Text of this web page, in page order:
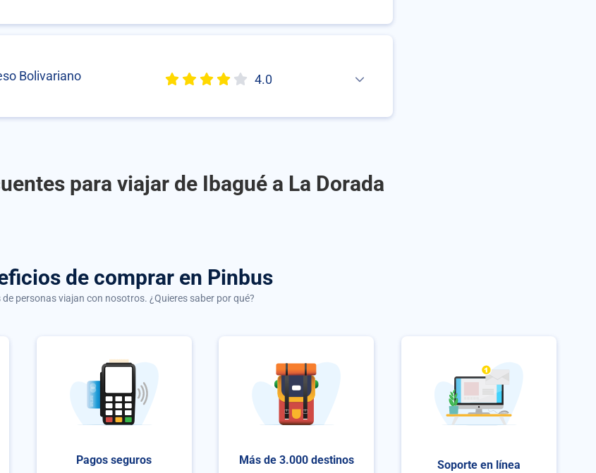
Bolivariano 4.0
para viajar de Ibagué a La Dorada
de comprar en Pinbus
de personas viajan con nosotros. ¿Quieres saber por qué?
Pagos seguros Más de 3.000 destinos Soporte en línea